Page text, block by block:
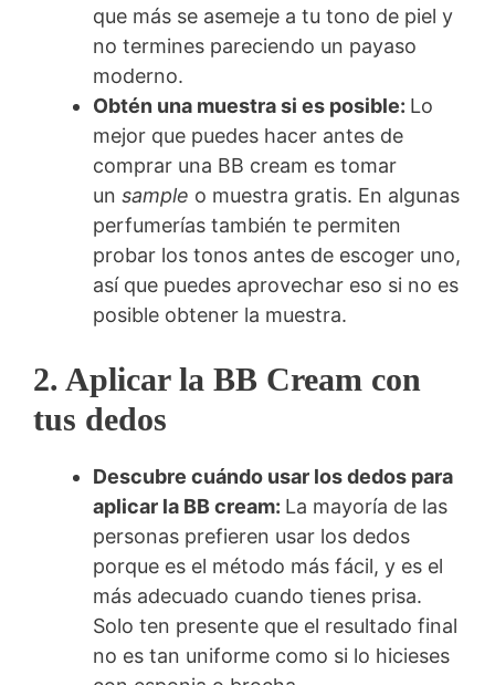
que más se asemeje a tu tono de piel y
no termines pareciendo un payaso
moderno.
Obtén una muestra si es posible: Lo
mejor que puedes hacer antes de
comprar una BB cream es tomar
un sample o muestra gratis. En algunas
perfumerías también te permiten
probar los tonos antes de escoger uno,
así que puedes aprovechar eso si no es
posible obtener la muestra.
2. Aplicar la BB Cream con
tus dedos
Descubre cuándo usar los dedos para
aplicar la BB cream: La mayoría de las
personas prefieren usar los dedos
porque es el método más fácil, y es el
más adecuado cuando tienes prisa.
Solo ten presente que el resultado final
no es tan uniforme como si lo hicieses